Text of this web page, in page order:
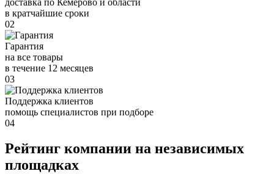
в кратчайшие сроки
02
Гарантия
на все товары
в течение 12 месяцев
03
Поддержка клиентов
помощь специалистов при подборе
04
Рейтинг компании на независимых
площадках